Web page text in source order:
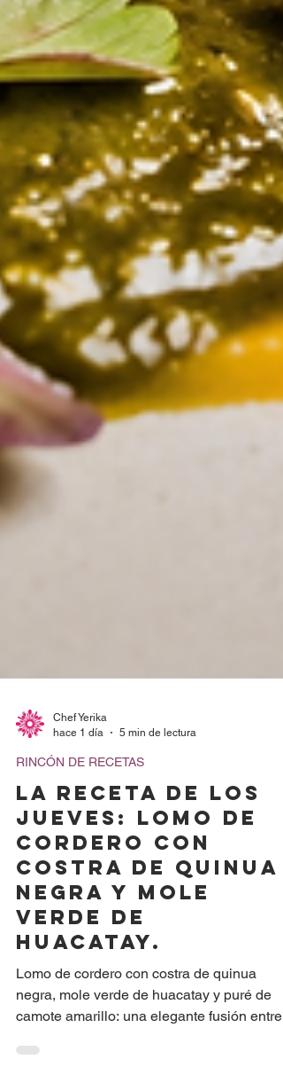
hace 1 día
5 min de lectura
RINCÓN DE RECETAS
LA RECETA DE LOS
JUEVES: Lomo de
Cordero con
Costra de Quinua
Negra y Mole
Verde de
Huacatay.
Lomo de cordero con costra de quinua
camote amarillo: una elegante fusión entre